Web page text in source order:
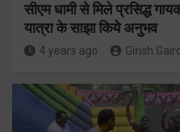
सीएम धामी से मिले प्रसिद्ध
यात्रा के साझा किये अनुभव
4 years ago Girish